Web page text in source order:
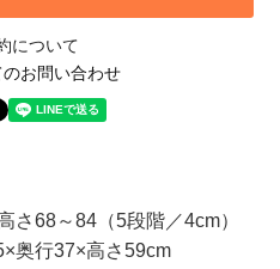
について
お問い合わせ
さ68～84（5段階／4cm）
奥行37×高さ59cm